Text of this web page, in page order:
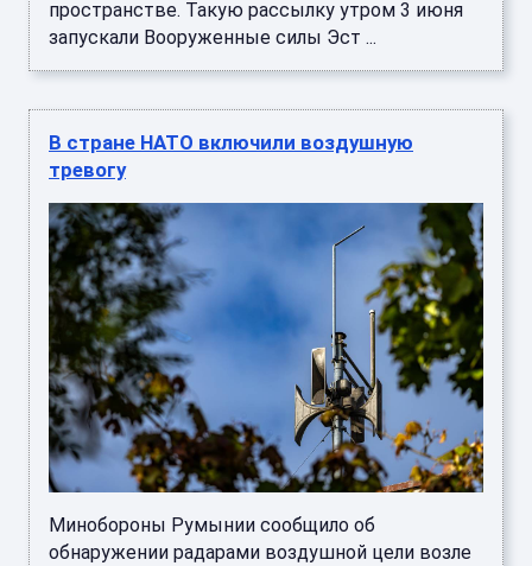
пространстве. Такую рассылку утром 3 июня
запускали Вооруженные силы Эст ...
В стране НАТО включили воздушную
тревогу
Минобороны Румынии сообщило об
обнаружении радарами воздушной цели возле